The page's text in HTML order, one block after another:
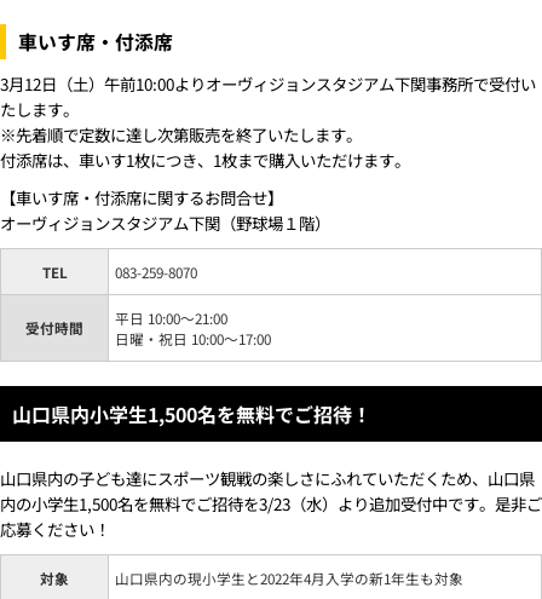
車いす席・付添席
3月12日（土）午前10:00よりオーヴィジョンスタジアム下関事務所で受付い
たします。
※先着順で定数に達し次第販売を終了いたします。
付添席は、車いす1枚につき、1枚まで購入いただけます。
【車いす席・付添席に関するお問合せ】
オーヴィジョンスタジアム下関（野球場１階）
TEL 083-259-8070
受付時間
平日 10:00～21:00
日曜・祝日 10:00～17:00
山口県内小学生1,500名を無料でご招待！
山口県内の子ども達にスポーツ観戦の楽しさにふれていただくため、山口県
内の小学生1,500名を無料でご招待を3/23（水）より追加受付中です。是非ご
応募ください！
対象 山口県内の現小学生と2022年4月入学の新1年生も対象